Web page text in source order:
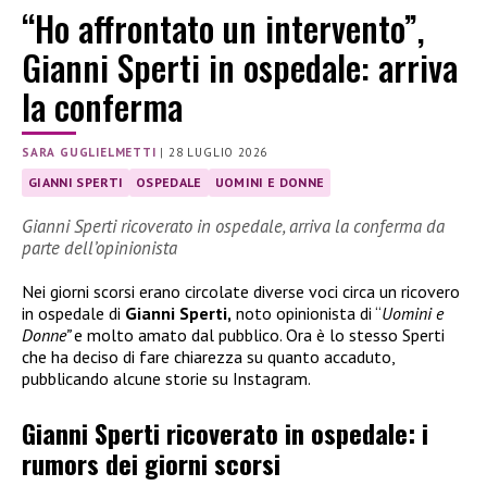
“Ho affrontato un intervento”,
Gianni Sperti in ospedale: arriva
la conferma
SARA GUGLIELMETTI | 28 LUGLIO 2026
GIANNI SPERTI OSPEDALE UOMINI E DONNE
Gianni Sperti ricoverato in ospedale, arriva la conferma da
parte dell’opinionista
Nei giorni scorsi erano circolate diverse voci circa un ricovero
in ospedale di Gianni Sperti, noto opinionista di “Uomini e
Donne”e molto amato dal pubblico. Ora è lo stesso Sperti
che ha deciso di fare chiarezza su quanto accaduto,
pubblicando alcune storie su Instagram.
Gianni Sperti ricoverato in ospedale: i
rumors dei giorni scorsi